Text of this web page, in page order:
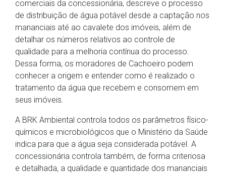
comerciais da concessionária, descreve o processo
de distribuição de água potável desde a captação nos
mananciais até ao cavalete dos imóveis, além de
detalhar os números relativos ao controle de
qualidade para a melhoria contínua do processo.
Dessa forma, os moradores de Cachoeiro podem
conhecer a origem e entender como é realizado o
tratamento da água que recebem e consomem em
seus imóveis.
A BRK Ambiental controla todos os parâmetros físico-
químicos e microbiológicos que o Ministério da Saúde
indica para que a água seja considerada potável. A
concessionária controla também, de forma criteriosa
e detalhada, a qualidade e quantidade dos mananciais